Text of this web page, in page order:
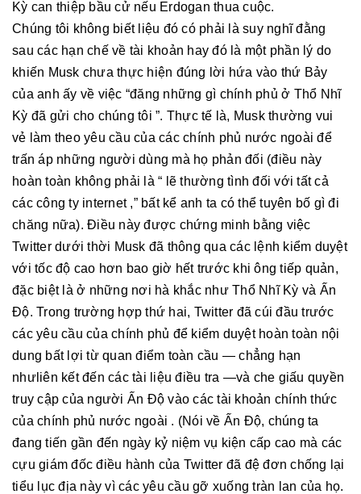
Kỳ can thiệp bầu cử nếu Erdogan thua cuộc.
Chúng tôi không biết liệu đó có phải là suy nghĩ đằng
sau các hạn chế về tài khoản hay đó là một phần lý do
khiến Musk chưa thực hiện đúng lời hứa vào thứ Bảy
của anh ấy về việc “đăng những gì chính phủ ở Thổ Nhĩ
Kỳ đã gửi cho chúng tôi ”. Thực tế là, Musk thường vui
vẻ làm theo yêu cầu của các chính phủ nước ngoài để
trấn áp những người dùng mà họ phản đối (điều này
hoàn toàn không phải là “ lẽ thường tình đối với tất cả
các công ty internet ,” bất kể anh ta có thể tuyên bố gì đi
chăng nữa). Điều này được chứng minh bằng việc
Twitter dưới thời Musk đã thông qua các lệnh kiểm duyệt
với tốc độ cao hơn bao giờ hết trước khi ông tiếp quản,
đặc biệt là ở những nơi hà khắc như Thổ Nhĩ Kỳ và Ấn
Độ. Trong trường hợp thứ hai, Twitter đã cúi đầu trước
các yêu cầu của chính phủ để kiểm duyệt hoàn toàn nội
dung bất lợi từ quan điểm toàn cầu — chẳng hạn
nhưliên kết đến các tài liệu điều tra —và che giấu quyền
truy cập của người Ấn Độ vào các tài khoản chính thức
của chính phủ nước ngoài . (Nói về Ấn Độ, chúng ta
đang tiến gần đến ngày kỷ niệm vụ kiện cấp cao mà các
cựu giám đốc điều hành của Twitter đã đệ đơn chống lại
tiểu lục địa này vì các yêu cầu gỡ xuống tràn lan của họ.